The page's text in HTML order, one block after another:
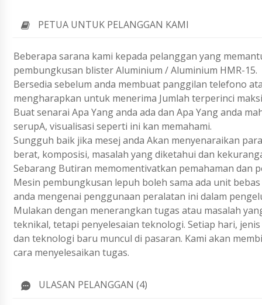
PETUA UNTUK PELANGGAN KAMI
Beberapa sarana kami kepada pelanggan yang
pembungkusan blister Aluminium / Aluminium HMR-15.
Bersedia sebelum anda membuat panggilan telefono
mengharapkan untuk menerima Jumlah terperinci
Buat senarai Apa Yang anda ada dan Apa Yang anda
serupA, visualisasi seperti ini kan memahami.
Sungguh baik jika mesej anda Akan menyenaraikan
berat, komposisi, masalah yang diketahui dan
Sebarang Butiran memomentivatkan pemahaman dan
Mesin pembungkusan lepuh boleh sama ada unit
anda mengenai penggunaan peralatan ini dalam
Mulakan dengan menerangkan tugas atau masalah
teknikal, tetapi penyelesaian teknologi. Setiap hari,
dan teknologi baru muncul di pasaran. Kami akan
cara menyelesaikan tugas.
ULASAN PELANGGAN (4)